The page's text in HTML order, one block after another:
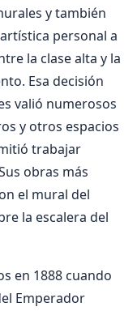
y también
personal a
la clase alta y la
Esa decisión
valió numerosos
y otros espacios
trabajar
obras más
el mural del
la escalera del
en 1888 cuando
Emperador